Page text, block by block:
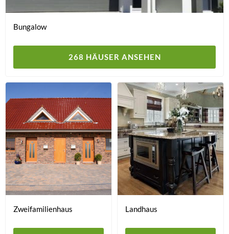
Bungalow
268 HÄUSER ANSEHEN
Zweifamilienhaus Landhaus